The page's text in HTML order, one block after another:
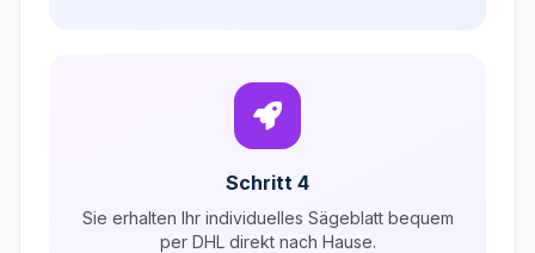
Schritt 4
Sie erhalten Ihr individuelles Sägeblatt bequem
per DHL direkt nach Hause.